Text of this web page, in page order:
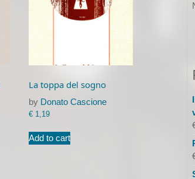
La toppa del sogno
by Donato Cascione
€1,19
Add to cart